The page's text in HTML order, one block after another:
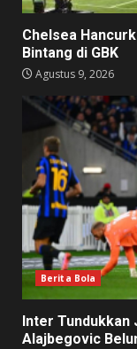
Chelsea
Bintang di GBK
Agustus 9, 2026
Berita Bola
Inter
Alajbegovic